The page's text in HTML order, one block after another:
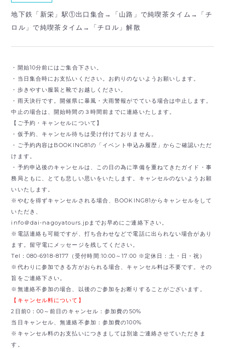
地下鉄「新栄」駅①出口集合→「山路」で純喫茶タイム→「チ
ロル」で純喫茶タイム→「チロル」解散
・開始10分前にはご集合下さい。
・当日集合時にお支払いください。お釣りのないようお願いします。
・歩きやすい服装と靴でお越しください。
・雨天決行です。開催県に暴風・大雨警報がでている場合は中止します。
中止の場合は、開始時間の３時間前までに連絡いたします。
【ご予約・キャンセルについて】
・仮予約、キャンセル待ちは受け付けておりません。
・ご予約内容はBOOKING81の「イベント申込み履歴」からご確認いただ
けます。
・予約申込後のキャンセルは、この日の為に準備を重ねてきたガイド・事
務局ともに、とても悲しい思いをいたします。キャンセルのないようお願
いいたします。
※やむを得ずキャンセルされる場合、BOOKING81からキャンセルをして
いただき、
info＠dai-nagoyatours.jpまでお早めにご連絡下さい。
※電話連絡も可能ですが、打ち合わせなどで電話に出られない場合があり
ます。留守電にメッセージを残してください。
Tel：080-6918-8177（受付時間:10:00～17:00 ※定休日：土・日・祝）
※代わりに参加できる方がおられる場合、キャンセル料は不要です。その
旨をご連絡下さい。
※無連絡不参加の場合、以後のご参加をお断りすることがございます。
【キャンセル料について】
2日前0：00～前日のキャンセル：参加費の50%
当日キャンセル、無連絡不参加：参加費の100%
※キャンセル料のお支払いにつきましては別途ご連絡させていただきま
す。